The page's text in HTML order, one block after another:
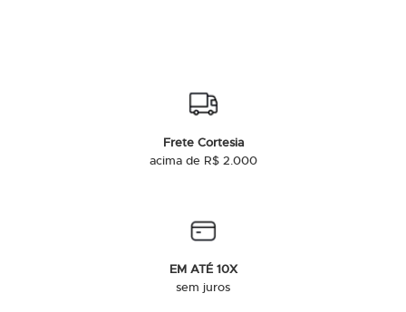
Frete Cortesia
acima de R$ 2.000
EM ATÉ 10X
sem juros